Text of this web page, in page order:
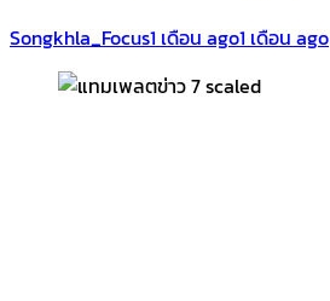
Songkhla_Focus1 เดือน ago1 เดือน ago